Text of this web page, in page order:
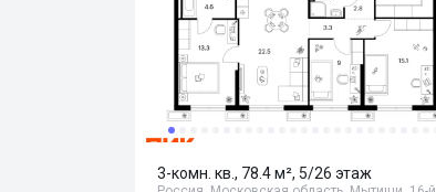
3-комн. кв., 78.4 м², 5/26 этаж